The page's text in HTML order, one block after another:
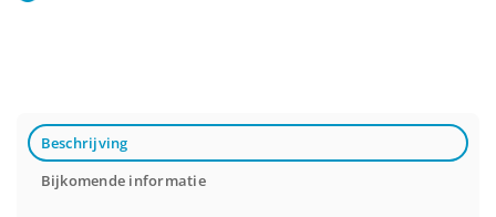
Beschrijving
Bijkomende informatie